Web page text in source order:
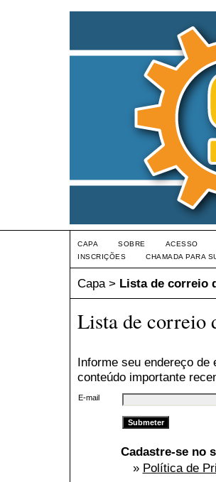
CAPA SOBRE ACESSO
INSCRIÇÕES
CHAMADA PARA
Capa> Lista de correio
Lista de correio
Informe seu endereço
conteúdo importante
E-mail
Cadastre-se no
» Política de